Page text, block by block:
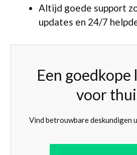
Altijd goede support
updates en 24/7
Een goedkope
voor
Vind betrouwbare deskundigen